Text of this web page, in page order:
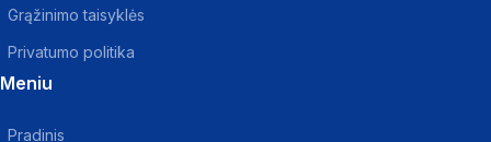
Grąžinimo taisyklės
Privatumo politika
Meniu
Pradinis